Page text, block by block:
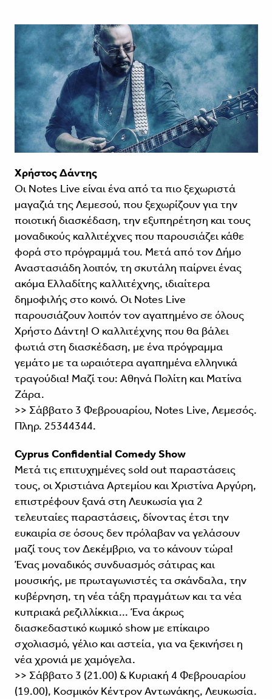
Χρήστος Δάντης
Οι Notes Live είναι ένα από τα πιο ξεχωριστά
μαγαζιά της Λεμεσού, που ξεχωρίζουν για την
ποιοτική διασκέδαση, την εξυπηρέτηση και τους
μοναδικούς καλλιτέχνες που παρουσιάζει κάθε
φορά στο πρόγραμμά του. Μετά από τον Δήμο
Αναστασιάδη λοιπόν, τη σκυτάλη παίρνει ένας
ακόμα Ελλαδίτης καλλιτέχνης, ιδιαίτερα
δημοφιλής στο κοινό. Οι Notes Live
παρουσιάζουν λοιπόν τον αγαπημένο σε όλους
Χρήστο Δάντη! Ο καλλιτέχνης που θα βάλει
φωτιά στη διασκέδαση, με ένα πρόγραμμα
γεμάτο με τα ωραιότερα αγαπημένα ελληνικά
τραγούδια! Μαζί του: Αθηνά Πολίτη και Ματίνα
Ζάρα.
>> Σάββατο 3 Φεβρουαρίου, Notes Live, Λεμεσός.
Πληρ. 25344344.
Cyprus Confidential Comedy Show
Μετά τις επιτυχημένες sold out παραστάσεις
τους, οι Χριστιάνα Αρτεμίου και Χριστίνα Αργύρη,
επιστρέφουν ξανά στη Λευκωσία για 2
τελευταίες παραστάσεις, δίνοντας έτσι την
ευκαιρία σε όσους δεν πρόλαβαν να γελάσουν
μαζί τους τον Δεκέμβριο, να το κάνουν τώρα!
Ένας μοναδικός συνδυασμός σάτιρας και
μουσικής, με πρωταγωνιστές τα σκάνδαλα, την
κυβέρνηση, τη νέα τάξη πραγμάτων και τα νέα
κυπριακά ρεζιλλίκκια... Ένα άκρως
διασκεδαστικό κωμικό show με επίκαιρο
σχολιασμό, γέλιο και αστεία, για να ξεκινήσει η
νέα χρονιά με χαμόγελα.
>> Σάββατο 3 (21.00) & Κυριακή 4 Φεβρουαρίου
(19.00), Kοσμικόν Κέντρον Αντωνάκης, Λευκωσία.